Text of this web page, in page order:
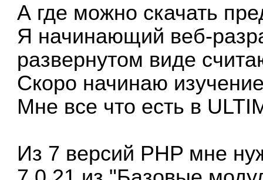
А где можно скачать
Я начинающий веб-
развернутом виде
Скоро начинаю
Мне все что есть в
Из 7 версий PHP мне